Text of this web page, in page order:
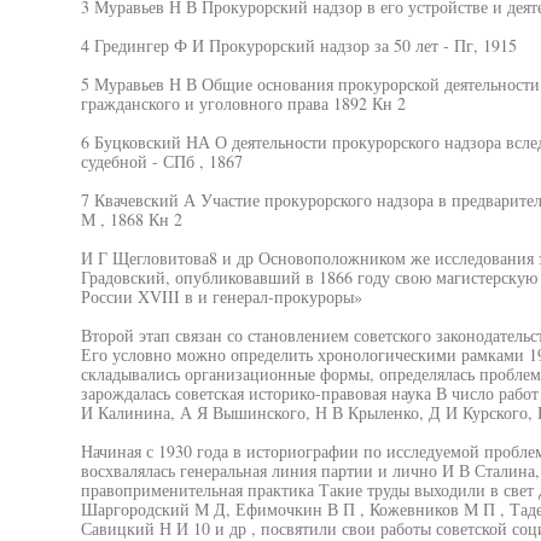
3 Муравьев Н В Прокурорский надзор в его устройстве и
4 Гредингер Ф И Прокурорский надзор за 50 лет - Пг, 1915
5 Муравьев Н В Общие основания прокурорской
гражданского и уголовного права 1892 Кн 2
6 Буцковский НА О деятельности прокурорского надзора
судебной - СПб , 1867
7 Квачевский А Участие прокурорского надзора в
М , 1868 Кн 2
И Г Щегловитова8 и др Основоположником же исследования
Градовский, опубликовавший в 1866 году свою
России XVIII в и генерал-прокуроры»
Второй этап связан со становлением советского
Его условно можно определить хронологическими рамками
складывались организационные формы, определялась
зарождалась советская историко-правовая наука В число
И Калинина, А Я Вышинского, Н В Крыленко, Д И Курского,
Начиная с 1930 года в историографии по исследуемой
восхвалялась генеральная линия партии и лично И В
правоприменительная практика Такие труды выходили в свет
Шаргородский М Д, Ефимочкин В П , Кожевников М П ,
Савицкий Н И 10 и др , посвятили свои работы советской